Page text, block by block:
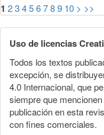
1 23456789 10 > >>
Uso de licencias
Todos los textos
excepción, se
4.0 Internacional, que
siempre que
publicación en esta
con fines comerciales.